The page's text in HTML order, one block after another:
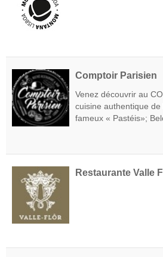
Comptoir Parisien
Venez découvrir au
cuisine authentique
fameux « Pastéis»;
Restaurante Valle